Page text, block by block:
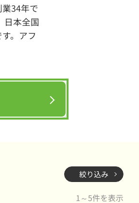
34年で
日本全国
。アフ
絞り込み
1～5件を表示